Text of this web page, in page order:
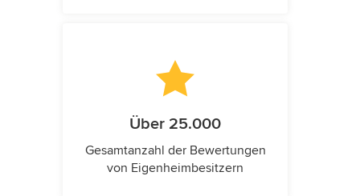
Über 25.000
Gesamtanzahl der Bewertungen
von Eigenheimbesitzern